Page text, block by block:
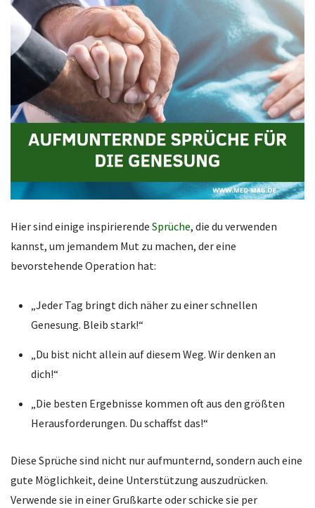
Hier sind einige inspirierende Sprüche, die du verwenden
kannst, um jemandem Mut zu machen, der eine
bevorstehende Operation hat:
„Jeder Tag bringt dich näher zu einer schnellen
Genesung. Bleib stark!“
„Du bist nicht allein auf diesem Weg. Wir denken an
dich!“
„Die besten Ergebnisse kommen oft aus den größten
Herausforderungen. Du schaffst das!“
Diese Sprüche sind nicht nur aufmunternd, sondern auch eine
gute Möglichkeit, deine Unterstützung auszudrücken.
Verwende sie in einer Grußkarte oder schicke sie per